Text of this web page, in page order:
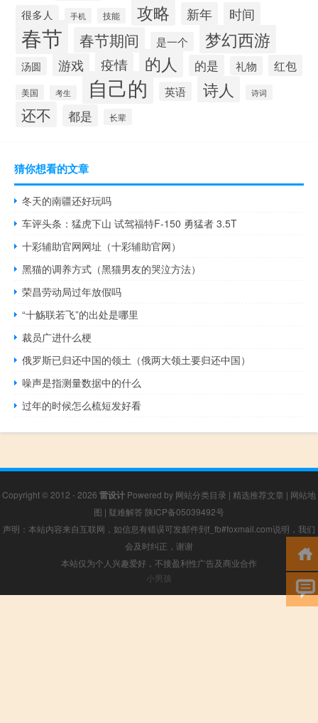
很多人 手机 技能 攻略 新年 时间
春节 春节期间 是一个 梦幻西游
汤圆 游戏 疫情 的人 的是 礼物 红包
美国 考生 自己的 英语 诗人 诗词
还不 都是 长辈
猜你想看的文章
冬天的南疆还好玩吗
车评头条：猛虎下山 试驾福特F-150 勇猛者 3.5T
十彩辅助官网网址（十彩辅助官网）
黑猫的调养方式（黑猫男友的哭泣方法）
荣昌劳动局过年放假吗
“十觞联若飞”的出处是哪里
裁员广进什么梗
俄罗斯已归还中国的领土（俄两大领土要归还中国）
噪声是指测量数据中的什么
过年的时候怎么梳短发好看
Copyright © 2012 - 2026 雷设计 Powered by 网站分类目录 | 精选推荐文章 | 网站地
图 | 疑难解答 陕ICP备05039492号
声明：本站内容来自互联网，如信息有错误可发邮件到f_fb#foxmail.com说明，我们
会及时纠正，谢谢
本站仅为个人兴趣爱好，不接盈利性广告及商业合作
小男孩